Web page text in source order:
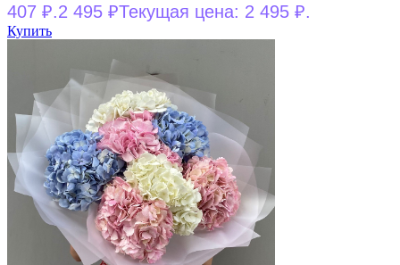
407 ₽.2 495 ₽Текущая цена: 2 495 ₽.
Купить